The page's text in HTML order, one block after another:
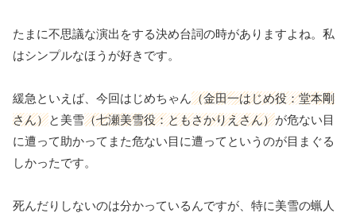
たまに不思議な演出をする決め台詞の時がありますよね。私
はシンプルなほうが好きです。
緩急といえば、今回はじめちゃん（金田一はじめ役：堂本剛
さん）と美雪（七瀬美雪役：ともさかりえさん）が危ない目
に遭って助かってまた危ない目に遭ってというのが目まぐる
しかったです。
死んだりしないのは分かっているんですが、特に美雪の蝋人